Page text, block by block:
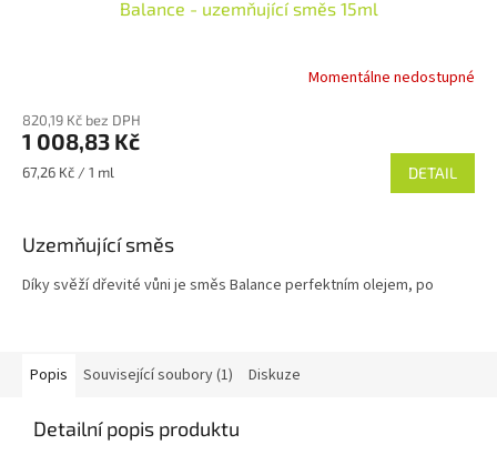
Balance - uzemňující směs 15ml
Momentálne nedostupné
820,19 Kč bez DPH
1 008,83 Kč
Měrná
67,26 Kč / 1 ml DETAIL
Uzemňující směs
Díky svěží dřevité vůni je směs Balance perfektním olejem, po
olejem a nabízejí lákavou vůni, která podporuje klid, relaxaci
a dobrou pohodu.
Popis Související soubory (1) Diskuze
Detailní popis produktu